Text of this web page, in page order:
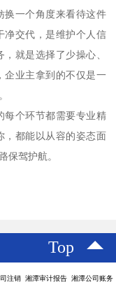
换一个角度来看待这件
净交代，是维护个人信
就是选择了少操心、
企业主拿到的不仅是一
每个环节都需要专业精
，都能以从容的姿态面
保驾护航。
Top
注销 湘潭审计报告 湘潭公司账务